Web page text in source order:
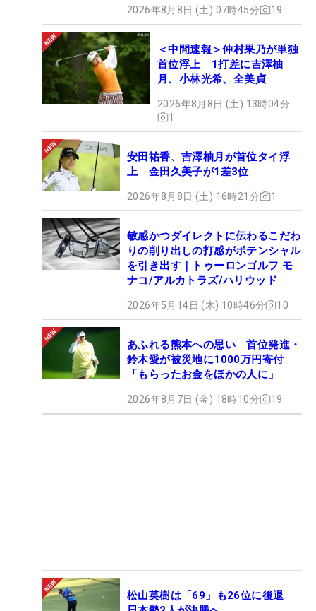
2026年8月8日 (土) 07時45分 19
＜中間速報＞仲村果乃が単独
首位浮上 1打差に吉澤柚
月、小林光希、全美貞
2026年8月8日 (土) 13時04分
1
安田祐香、吉澤柚月が首位タイ浮
上 金田久美子が1差3位
2026年8月8日 (土) 16時21分 1
敏感かつダイレクトに伝わるこだわ
りの削り出しの打感がポテンシャル
を引き出す｜トゥーロンゴルフ モ
ナコ/アルカトラズ/ハリウッド
2026年5月14日 (木) 10時46分 10
あふれる熊本への思い 首位発進・
鈴木愛が被災地に1000万円寄付
「もらったお金をほかの人に」
2026年8月7日 (金) 18時10分 19
松山英樹は「69」も26位に後退